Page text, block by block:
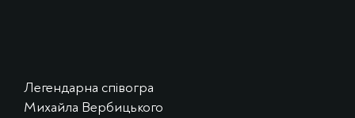
Легендарна співогра
Михайла Вербицького